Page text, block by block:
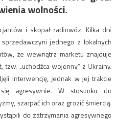
wolności.
i skopał radiowóz. Kilka dni
jednego z lokalnych
że wewnątrz marketu znajduje
„uchodźca wojenny” z Ukrainy.
interwencję, jednak w jej trakcie
agresywnie. W stosunku do
szarpać ich oraz grozić śmiercią.
do zatrzymania agresywnego